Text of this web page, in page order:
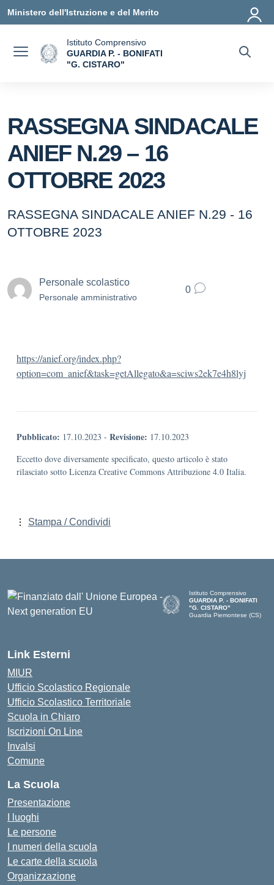
Ministero dell'Istruzione e del Merito
Istituto Comprensivo
GUARDIA P. - BONIFATI
"G. CISTARO"
RASSEGNA SINDACALE
ANIEF N.29 – 16
OTTOBRE 2023
RASSEGNA SINDACALE ANIEF N.29 - 16
OTTOBRE 2023
Personale scolastico
Personale amministrativo
0
https://anief.org/index.php?
option=com_anief&task=getAllegato&a=sciws2ek7e4h8lyj
Pubblicato: 17.10.2023 - Revisione: 17.10.2023
Eccetto dove diversamente specificato, questo articolo è stato
rilasciato sotto Licenza Creative Commons Attribuzione 4.0 Italia.
Stampa / Condividi
Istituto Comprensivo
GUARDIA P. - BONIFATI
"G. CISTARO"
Guardia Piemontese (CS)
Link Esterni
MIUR
Ufficio Scolastico Regionale
Ufficio Scolastico Territoriale
Scuola in Chiaro
Iscrizioni On Line
Invalsi
Comune
La Scuola
Presentazione
I luoghi
Le persone
I numeri della scuola
Le carte della scuola
Organizzazione